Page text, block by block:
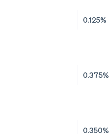
0.125%
0.375%
0.350%